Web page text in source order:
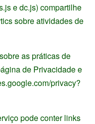
e dc.js) compartilhe
sobre atividades de
as práticas de
de Privacidade e
privacy?
pode conter links